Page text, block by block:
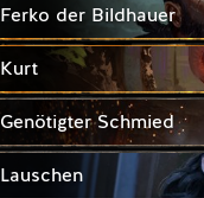
Ferko der Bildhauer
Kurt
Genötigter Schmied
Lauschen